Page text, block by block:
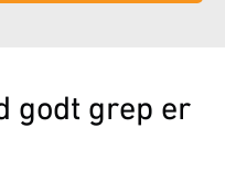
godt grep er